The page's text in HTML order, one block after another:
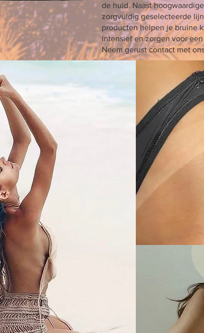
de huid. Naast
zorgvuldig geselecteerde
producten helpen je bruine
intensief en zorgen voor
Neem gerust contact met